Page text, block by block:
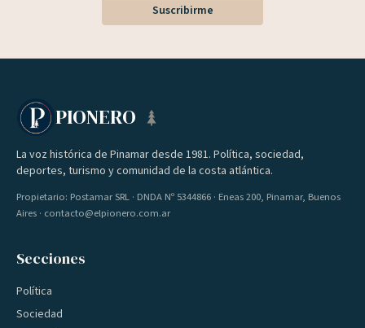
Suscribirme
PIONERO
La voz histórica de Pinamar desde 1981. Política, sociedad,
deportes, turismo y comunidad de la costa atlántica.
Propietario: Postamar SRL · DNDA Nº 5344866 · Eneas 200, Pinamar, Buenos
Aires · contacto@elpionero.com.ar
Secciones
Política
Sociedad